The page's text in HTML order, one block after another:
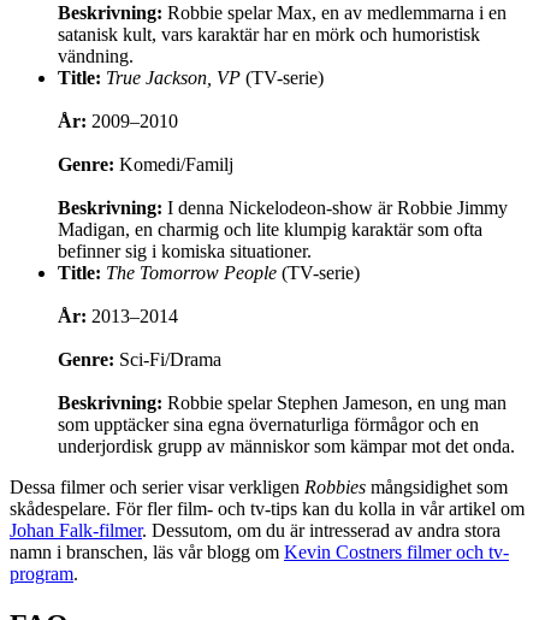
Beskrivning: Robbie spelar Max, en av medlemmarna i en
satanisk kult, vars karaktär har en mörk och humoristisk
vändning.
Title: True Jackson, VP (TV-serie)
År: 2009–2010
Genre: Komedi/Familj
Beskrivning: I denna Nickelodeon-show är Robbie Jimmy
Madigan, en charmig och lite klumpig karaktär som ofta
befinner sig i komiska situationer.
Title: The Tomorrow People (TV-serie)
År: 2013–2014
Genre: Sci-Fi/Drama
Beskrivning: Robbie spelar Stephen Jameson, en ung man
som upptäcker sina egna övernaturliga förmågor och en
underjordisk grupp av människor som kämpar mot det onda.
Dessa filmer och serier visar verkligen Robbies mångsidighet som
skådespelare. För fler film- och tv-tips kan du kolla in vår artikel om
Johan Falk-filmer. Dessutom, om du är intresserad av andra stora
namn i branschen, läs vår blogg om Kevin Costners filmer och tv-
program.